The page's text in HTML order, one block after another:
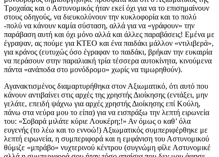
Τροχαίας και ο Αστυνομικός ήταν εκεί όχι για να το επισημαίνουν
στους οδηγούς, να διευκολύνουν την κυκλοφορία και το πολύ
-πολύ να κάνουν καμία σύσταση, αλλά για να «γράφουν» την
παράβαση αυτή και όχι μόνο αλλά και άλλες παραβάσεις! Εμένα με
έγραψαν, ας πούμε για ΚΤΕΟ και ένα παιδάκι μάλλον «ντιλιβερά»,
για κράνος (ευτυχώς όσο έγραφαν το παιδάκι, βρήκαν την ευκαιρία
να περάσουν στην παραλιακή τρία τέσσερα αυτοκίνητα, κινούμενα
πάντα «ανάποδα στο μονόδρομο» χωρίς να τιμωρηθούν).
Αγανακτισμένος διαμαρτυρήθηκα στον Αξιωματικό, ότι αυτό που
κάνουν αντιβαίνει στις αρχές της χρηστής Διοίκησης (εντάξει, μην
γελάτε, επειδή ψάχνω για αρχές χρηστής Διοίκησης επί Κούλη,
πάνω στα νεύρα μου το είπα) για να εισπράξω την λεπτή ειρωνεία
του: «Σοβαρά μιλάτε κύριε Λουκέρη;!» Αν όμως ο καθ’ όλα
ευγενής (το λέω και το εννοώ!) Αξιωματικός συμπεριφέρθηκε με
λεπτή ειρωνεία, η συμπεριφορά και η εμφάνιση του Αστυνομικού
θύμιζε «μπράβο» νυχτερινού κέντρου (συγνώμη φίλε Αστυνομικέ